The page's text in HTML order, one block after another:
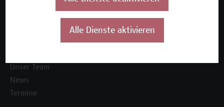
Die Campus Wien Academy
Unser Team
News
Termine
Alle Dienste aktivieren